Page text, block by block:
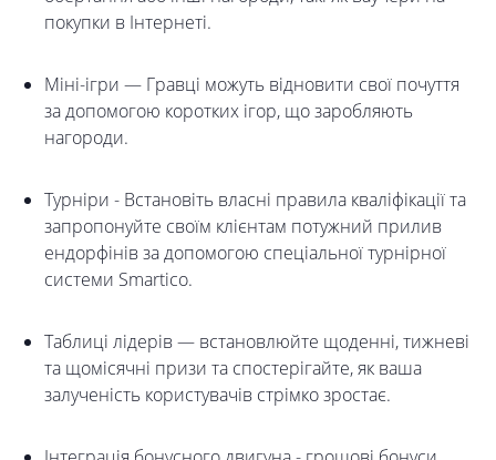
покупки в Інтернеті.
Міні-ігри — Гравці можуть відновити свої почуття
за допомогою коротких ігор, що заробляють
нагороди.
Турніри - Встановіть власні правила кваліфікації та
запропонуйте своїм клієнтам потужний прилив
ендорфінів за допомогою спеціальної турнірної
системи Smartico.
Таблиці лідерів — встановлюйте щоденні, тижневі
та щомісячні призи та спостерігайте, як ваша
залученість користувачів стрімко зростає.